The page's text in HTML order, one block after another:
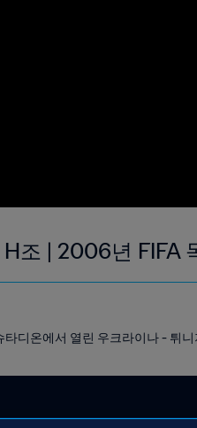
조 | 2006년 FIFA
디온에서 열린 우크라이나 - 튀니